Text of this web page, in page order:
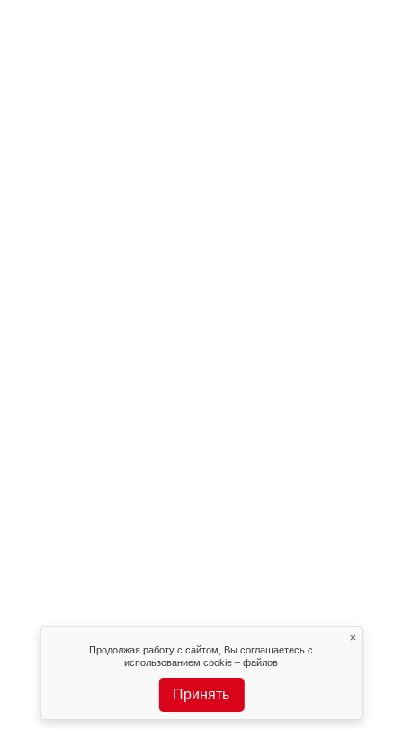
Продолжая работу с сайтом, Вы соглашаетесь с
использованием cookie – файлов
Принять
×